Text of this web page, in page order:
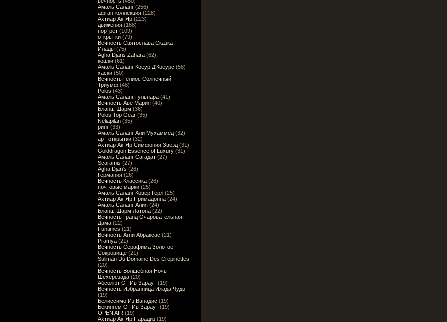
Амаль Саланг(256)
афган-коллекция(228)
Ахтиар Ак-Яр(223)
движения(168)
портрет(109)
открытки(79)
Вечность Святослава Сказка
Илады(75)
Agha Djaris Zahara(62)
кошки(61)
Амаль Саланг Коеур Д'Коеурс (58)
хаски(50)
Вечность Гелиос Солнечный
Триумф(48)
Polos (43)
Амаль Саланг Гульнара(41)
Вечность Аве Мария(40)
Бланш Шарм (36)
Polos Top Gear(35)
Neliapilan(35)
ринг(33)
Амаль Саланг Али Мухаммед(32)
арт-открытки(32)
Ахтиар Ак-Яр Симфония Звезд(31)
Golddragon Essence of Luxury(31)
Амаль Саланг Сагадат(27)
Scaramis (27)
Agha Djari's (26)
Германия(26)
Вечность Классика(26)
почтовые марки(25)
Амаль Саланг Ковер Герл(25)
Ахтиар Ак-Яр Примадонна(24)
Амаль Саланг Алия(24)
Бланш Шарм Латона(22)
Вечность Гранд Очаровательная
Дама(22)
Funtimes (21)
Вечность Агни Абраксас (21)
Pramya(21)
Вечность Серафима Золотое
Сокровище(21)
Suliman Du Domaine Des Crepinettes
(20)
Вечность Волшебная Ночь
Шехерезада(20)
Абсолют От Ив Зараут(19)
Вечность Избранница Илада Чудо
(19)
Белиссимо Из Ванадис (19)
Бекингем От Ив Зараут(19)
OPEN AIR (19)
Ахтиар Ак-Яр Парадиз(19)